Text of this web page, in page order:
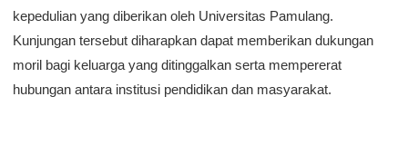
kepedulian yang diberikan oleh Universitas Pamulang.
Kunjungan tersebut diharapkan dapat memberikan dukungan
moril bagi keluarga yang ditinggalkan serta mempererat
hubungan antara institusi pendidikan dan masyarakat.